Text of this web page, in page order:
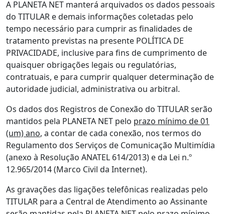
A PLANETA NET manterá arquivados os dados pessoais
do TITULAR e demais informações coletadas pelo
tempo necessário para cumprir as finalidades de
tratamento previstas na presente POLÍTICA DE
PRIVACIDADE, inclusive para fins de cumprimento de
quaisquer obrigações legais ou regulatórias,
contratuais, e para cumprir qualquer determinação de
autoridade judicial, administrativa ou arbitral.
Os dados dos Registros de Conexão do TITULAR serão
mantidos pela PLANETA NET pelo prazo mínimo de 01
(um) ano, a contar de cada conexão, nos termos do
Regulamento dos Serviços de Comunicação Multimídia
(anexo à Resolução ANATEL 614/2013) e da Lei n.º
12.965/2014 (Marco Civil da Internet).
As gravações das ligações telefônicas realizadas pelo
TITULAR para a Central de Atendimento ao Assinante